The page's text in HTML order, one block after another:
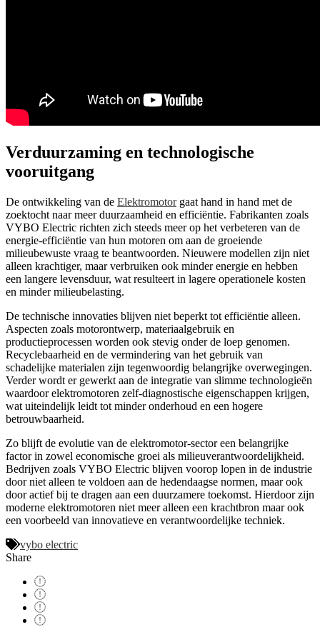
Verduurzaming en technologische
vooruitgang
De ontwikkeling van de Elektromotorgaat hand in hand met de
zoektocht naar meer duurzaamheid en efficiëntie. Fabrikanten zoals
VYBO Electric richten zich steeds meer op het verbeteren van de
energie-efficiëntie van hun motoren om aan de groeiende
milieubewuste vraag te beantwoorden. Nieuwere modellen zijn niet
alleen krachtiger, maar verbruiken ook minder energie en hebben
een langere levensduur, wat resulteert in lagere operationele kosten
en minder milieubelasting.
De technische innovaties blijven niet beperkt tot efficiëntie alleen.
Aspecten zoals motorontwerp, materiaalgebruik en
productieprocessen worden ook stevig onder de loep genomen.
Recyclebaarheid en de vermindering van het gebruik van
schadelijke materialen zijn tegenwoordig belangrijke overwegingen.
Verder wordt er gewerkt aan de integratie van slimme technologieën
waardoor elektromotoren zelf-diagnostische eigenschappen krijgen,
wat uiteindelijk leidt tot minder onderhoud en een hogere
betrouwbaarheid.
Zo blijft de evolutie van de elektromotor-sector een belangrijke
factor in zowel economische groei als milieuverantwoordelijkheid.
Bedrijven zoals VYBO Electric blijven voorop lopen in de industrie
door niet alleen te voldoen aan de hedendaagse normen, maar ook
door actief bij te dragen aan een duurzamere toekomst. Hierdoor zijn
moderne elektromotoren niet meer alleen een krachtbron maar ook
een voorbeeld van innovatieve en verantwoordelijke techniek.
vybo electric
Share